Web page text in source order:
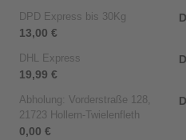
DPD Express bis 30Kg
13,00 €
DHL Express
19,99 €
Abholung: Vorderstraße 128,
21723 Hollern-Twielenfleth
0,00 €